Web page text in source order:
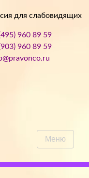
для слабовидящих
960 89 59
960 89 59
Меню